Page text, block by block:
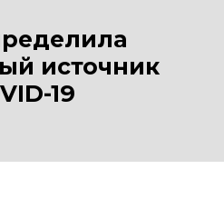
источник
19